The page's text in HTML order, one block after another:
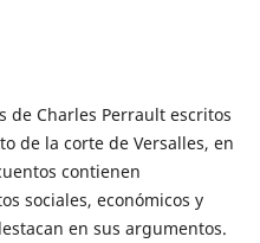
de Charles Perrault escritos
de la corte de Versalles, en
contienen
sociales, económicos y
en sus argumentos.